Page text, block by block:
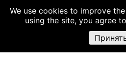
Предупреждение о рисках: Торговые
акциями и другими финансовыми
инвесторам, так как сопряжены с
утраты вложений. Крайне высокая
криптовалюты объясняется прямой
множества факторов: изменения
We use cookies to improve
using the site, you agree